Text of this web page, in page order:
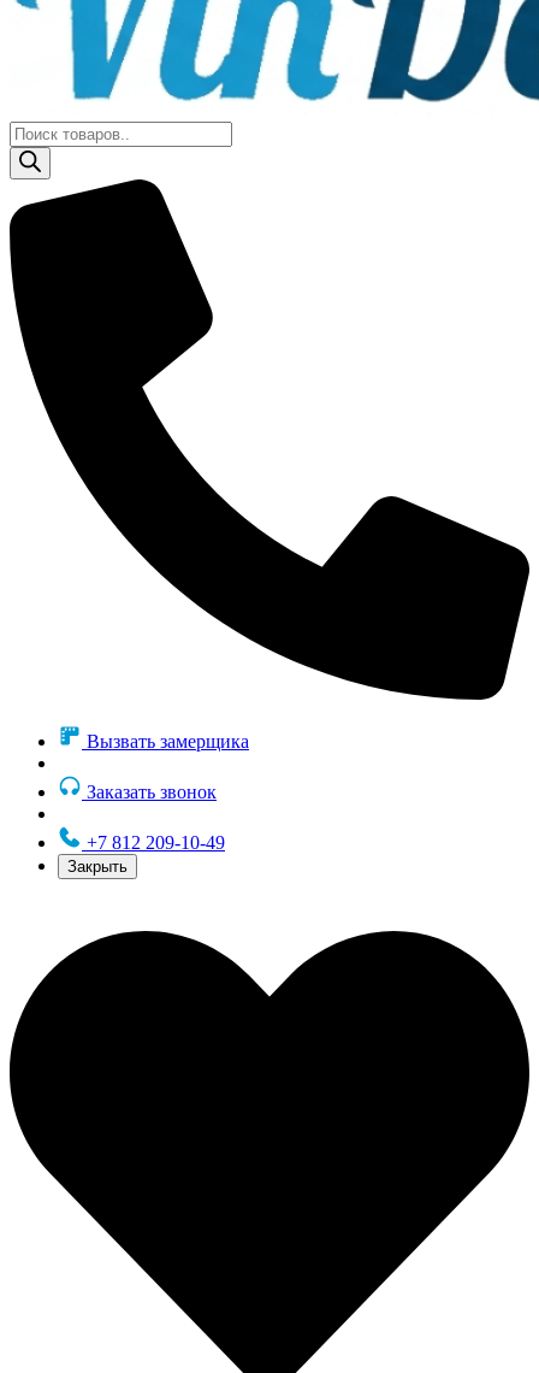
Поиск
товаров
Вызвать замерщика
Заказать звонок
+7 812 209-10-49
Закрыть